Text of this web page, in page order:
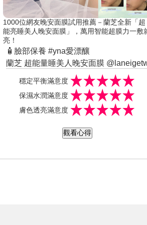
1000位網友晚安面膜試用推薦－蘭芝全新「超
能亮睡美人晚安面膜」，萬用智能超膜力一敷
亮！
🧴臉部保養 #yna愛漂釀
蘭芝 超能量睡美人晚安面膜
晚上睡覺前大家會使用夜間保養品嗎？
今天來分享最近在使用的蘭芝晚安面膜
一到冬天只要待在冷氣房或是長時間在
戶外 臉真的要被吹裂了😱😱 春夏那種睡
也逐漸母湯啊⋯⋯ 但天天敷面膜也是很
福音真的太好了🥰 外觀維持蘭芝一貫的
穩定平衡滿意度
保濕水潤滿意度
膚色透亮滿意度
觀看心得